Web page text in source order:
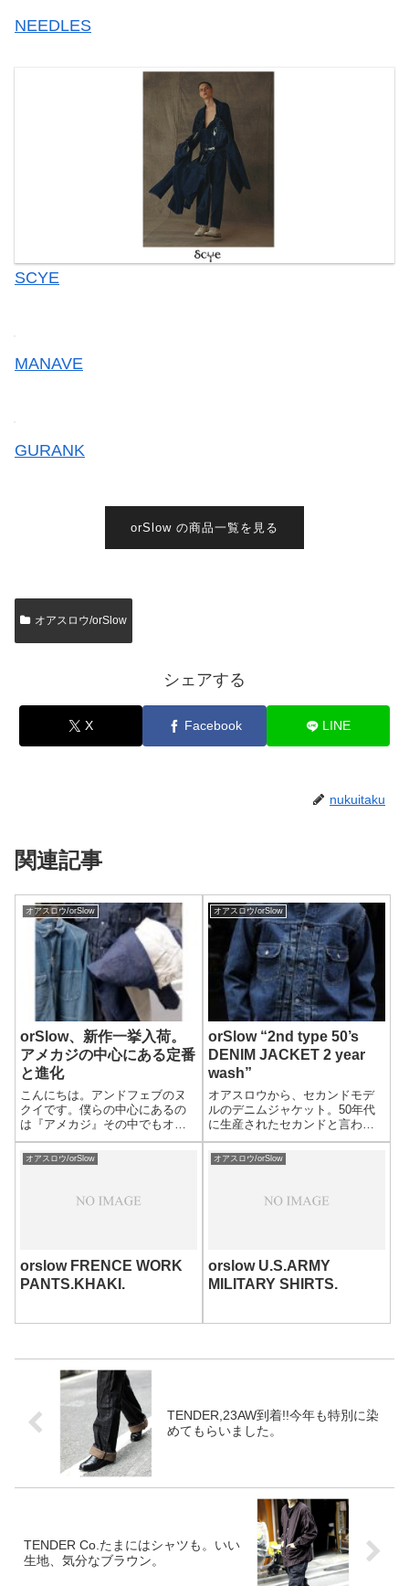
NEEDLES
SCYE
MANAVE
GURANK
orSlow の商品一覧を見る
オアスロウ/orSlow
シェアする
X Facebook LINE
nukuitaku
関連記事
オアスロウ/orSlow
orSlow、新作一挙入荷。
アメカジの中心にある定番
と進化
こんにちは。アンドフェブのヌ
クイです。僕らの中心にあるの
は『アメカジ』その中でもオア
スロウはアンドフェブにとって
特別な存在。いつものスタイル
の真ん中にいてくれる安心感。
に。ワークに。タフに着込ん
オアスロウ/orSlow
orSlow “2nd type 50’s
DENIM JACKET 2 year
wash”
オアスロウから、セカンドモデ
ルのデニムジャケット。50年代
に生産されたセカンドと言われ
るモデルで、ファーストモデル
から、マイナーチェンジを遂げ
たモデルがベースになっていま
ケットはファーストとの分かり
オアスロウ/orSlow
orslow FRENCE WORK
PANTS.KHAKI.
オアスロウ/orSlow
orslow U.S.ARMY
MILITARY SHIRTS.
TENDER,23AW到着!!今年も特別に染
めてもらいました。
TENDER Co.たまにはシャツも。いい
生地、気分なブラウン。